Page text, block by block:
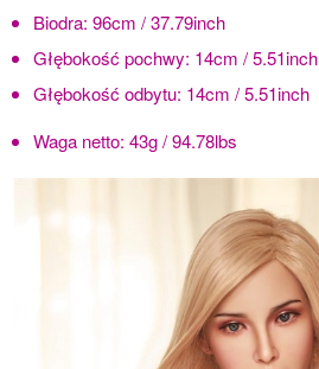
Biodra: 96cm / 37.79inch
Głębokość pochwy: 14cm / 5.51inch
Głębokość odbytu: 14cm / 5.51inch
Waga netto: 43g / 94.78lbs